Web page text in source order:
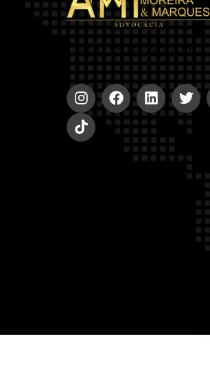
CNPJ 42.579.159/0001-52 |